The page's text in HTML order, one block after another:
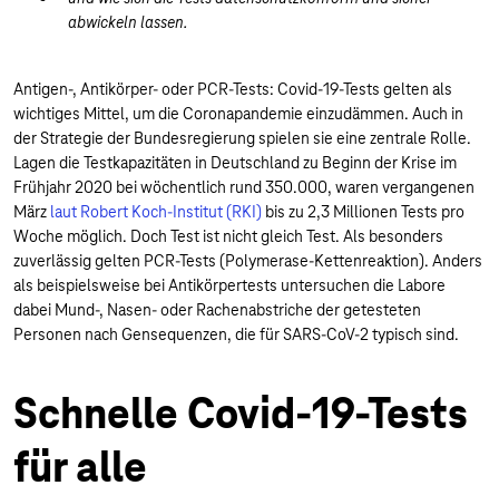
abwickeln lassen.
Antigen-, Antikörper- oder PCR-Tests: Covid-19-Tests gelten als
wichtiges Mittel, um die Coronapandemie einzudämmen. Auch in
der Strategie der Bundesregierung spielen sie eine zentrale Rolle.
Lagen die Testkapazitäten in Deutschland zu Beginn der Krise im
Frühjahr 2020 bei wöchentlich rund 350.000, waren vergangenen
März laut Robert Koch-Institut (RKI) bis zu 2,3 Millionen Tests pro
Woche möglich. Doch Test ist nicht gleich Test. Als besonders
zuverlässig gelten PCR-Tests (Polymerase-Kettenreaktion). Anders
als beispielsweise bei Antikörpertests untersuchen die Labore
dabei Mund-, Nasen- oder Rachenabstriche der getesteten
Personen nach Gensequenzen, die für SARS-CoV-2 typisch sind.
Schnelle Covid-19-Tests
für alle